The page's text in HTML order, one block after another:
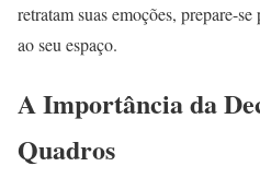
retratam suas emoções, prepare-
ao seu espaço.
A Importância da
Quadros